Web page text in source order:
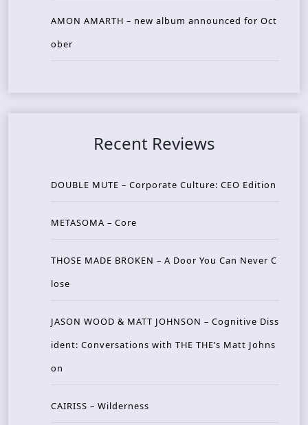
AMON AMARTH – new album announced for Oct
ober
Recent Reviews
DOUBLE MUTE – Corporate Culture: CEO Edition
METASOMA – Core
THOSE MADE BROKEN – A Door You Can Never C
lose
JASON WOOD & MATT JOHNSON – Cognitive Diss
ident: Conversations with THE THE’s Matt Johns
on
CAIRISS – Wilderness